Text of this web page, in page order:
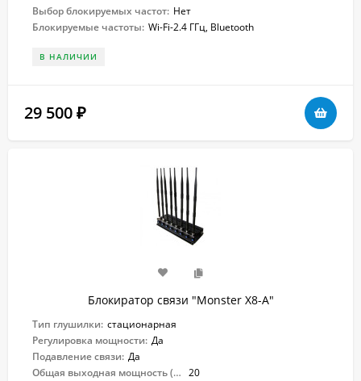
Выбор блокируемых частот: Нет
Блокируемые частоты: Wi-Fi-2.4 ГГц, Bluetooth
В НАЛИЧИИ
29 500 ₽
Блокиратор связи "Monster X8-A"
Тип глушилки: стационарная
Регулировка мощности: Да
Подавление связи: Да
Общая выходная мощность (Вт): 20